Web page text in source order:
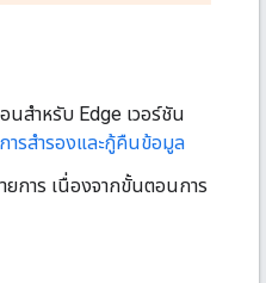
สำหรับ Edge เวอร์ชัน
การสำรองและกู้คืนข้อมูล
การ เนื่องจากขั้นตอนการ